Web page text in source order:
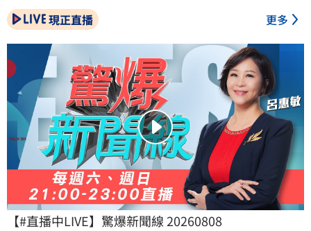
現正直播 更多
【#直播中LIVE】驚爆新聞線 20260808